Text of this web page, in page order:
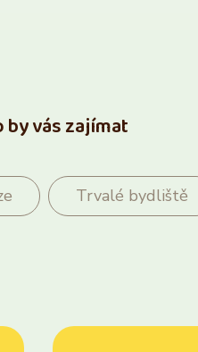
by vás zajímat
Trvalé bydliště